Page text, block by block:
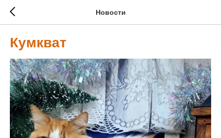
Новости
Кумкват